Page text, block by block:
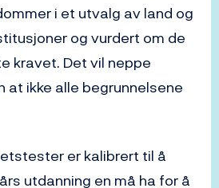
i et utvalg av land og
og vurdert om de
kravet. Det vil neppe
at ikke alle begrunnelsene
er kalibrert til å
utdanning en må ha for å